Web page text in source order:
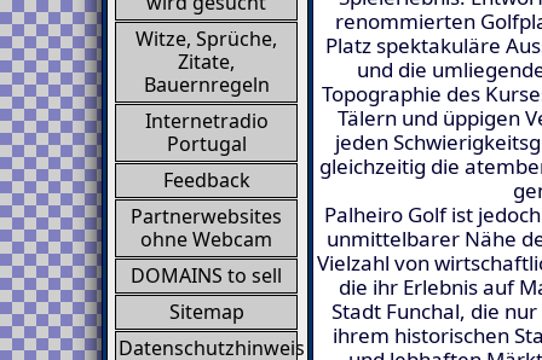
Witze, Sprüche,
Zitate,
Bauernregeln
Internetradio
Portugal
Feedback
Partnerwebsites
ohne Webcam
DOMAINS to sell
Sitemap
Datenschutzhinweis
renommierten
Platz spektakuläre
und die
Topographie des
Tälern und üppigen
jeden
gleichzeitig die
Palheiro Golf ist
unmittelbarer Nähe
Vielzahl von
die ihr Erlebnis auf
Stadt Funchal, die
ihrem historischen